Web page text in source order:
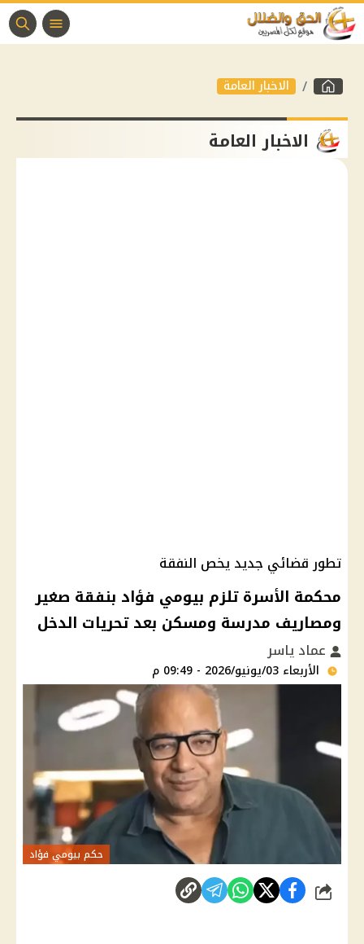
الاخبار العامة
الاخبار العامة
تطور قضائي جديد يخص النفقة
محكمة الأسرة تلزم بيومي فؤاد بنفقة صغير
ومصاريف مدرسة ومسكن بعد تحريات الدخل
عماد ياسر
الأربعاء 03/يونيو/2026 - 09:49 م
حكم بيومي فؤاد
شارك